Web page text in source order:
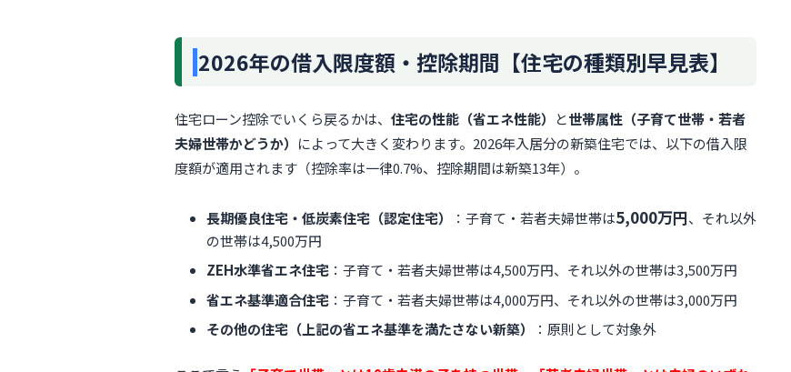
2026年の借入限度額・控除期間【住宅の種類別早見表】
住宅ローン控除でいくら戻るかは、 住宅の性能（省エネ性能） と世帯属性（子育て世帯・若者
夫婦世帯かどうか） によって大きく変わります。2026年入居分の新築住宅では、以下の借入限
度額が適用されます（控除率は一律0.7%、控除期間は新築13年）。
長期優良住宅・低炭素住宅（認定住宅） ：子育て・若者夫婦世帯は5,000万円、それ以外
の世帯は4,500万円
ZEH水準省エネ住宅 ：子育て・若者夫婦世帯は4,500万円、それ以外の世帯は3,500万円
省エネ基準適合住宅 ：子育て・若者夫婦世帯は4,000万円、それ以外の世帯は3,000万円
その他の住宅（上記の省エネ基準を満たさない新築）
：原則として対象外